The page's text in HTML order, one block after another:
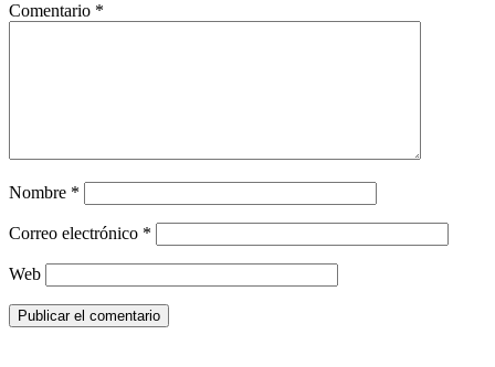
Comentario *
Nombre *
Correo electrónico *
Web